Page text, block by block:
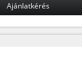
Ajánlatkérés